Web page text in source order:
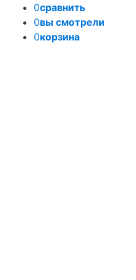
0сравнить
0вы смотрели
0корзина